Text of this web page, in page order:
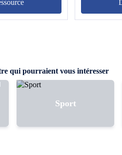
la
qui pourraient vous intéresser
Sport